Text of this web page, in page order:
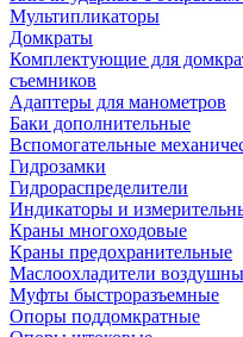
Мультипликаторы
Домкраты
Комплектующие для
съемников
Адаптеры для манометров
Баки дополнительные
Вспомогательные
Гидрозамки
Гидрораспределители
Индикаторы и
Краны многоходовые
Краны предохранительные
Маслоохладители
Муфты быстроразъемные
Опоры поддомкратные